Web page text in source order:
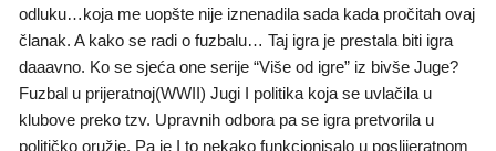
odluku…koja me uopšte nije iznenadila sada kada pročitah ovaj
članak. A kako se radi o fuzbalu… Taj igra je prestala biti igra
daaavno. Ko se sjeća one serije “Više od igre” iz bivše Juge?
Fuzbal u prijeratnoj(WWII) Jugi I politika koja se uvlačila u
klubove preko tzv. Upravnih odbora pa se igra pretvorila u
političko oružje. Pa je I to nekako funkcionisalo u poslijeratnom